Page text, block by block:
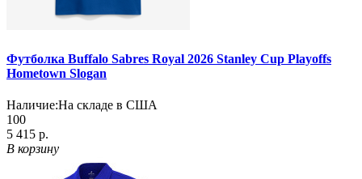
Футболка Buffalo Sabres Royal 2026 Stanley Cup Playoffs
Hometown Slogan
Наличие:На складе в США
100
5 415 р.
В корзину